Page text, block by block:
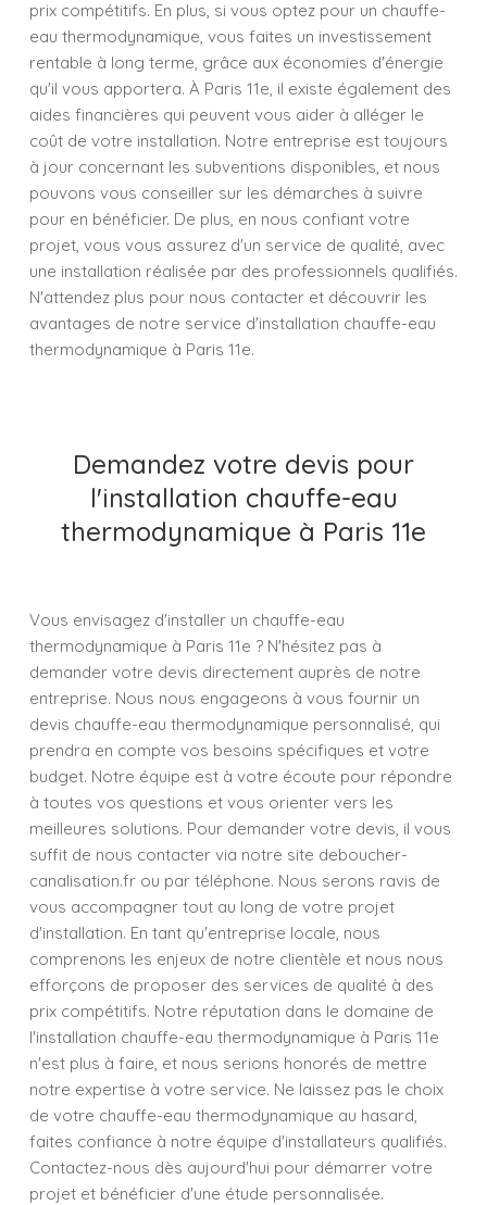
prix compétitifs. En plus, si vous optez pour un chauffe-
eau thermodynamique, vous faites un investissement
rentable à long terme, grâce aux économies d'énergie
qu'il vous apportera. À Paris 11e, il existe également des
aides financières qui peuvent vous aider à alléger le
coût de votre installation. Notre entreprise est toujours
à jour concernant les subventions disponibles, et nous
pouvons vous conseiller sur les démarches à suivre
pour en bénéficier. De plus, en nous confiant votre
projet, vous vous assurez d'un service de qualité, avec
une installation réalisée par des professionnels qualifiés.
N'attendez plus pour nous contacter et découvrir les
avantages de notre service d'installation chauffe-eau
thermodynamique à Paris 11e.
Demandez votre devis pour
l'installation chauffe-eau
thermodynamique à Paris 11e
Vous envisagez d'installer un chauffe-eau
thermodynamique à Paris 11e ? N'hésitez pas à
demander votre devis directement auprès de notre
entreprise. Nous nous engageons à vous fournir un
devis chauffe-eau thermodynamique personnalisé, qui
prendra en compte vos besoins spécifiques et votre
budget. Notre équipe est à votre écoute pour répondre
à toutes vos questions et vous orienter vers les
meilleures solutions. Pour demander votre devis, il vous
suffit de nous contacter via notre site deboucher-
canalisation.fr ou par téléphone. Nous serons ravis de
vous accompagner tout au long de votre projet
d'installation. En tant qu'entreprise locale, nous
comprenons les enjeux de notre clientèle et nous nous
efforçons de proposer des services de qualité à des
prix compétitifs. Notre réputation dans le domaine de
l'installation chauffe-eau thermodynamique à Paris 11e
n'est plus à faire, et nous serions honorés de mettre
notre expertise à votre service. Ne laissez pas le choix
de votre chauffe-eau thermodynamique au hasard,
faites confiance à notre équipe d'installateurs qualifiés.
Contactez-nous dès aujourd'hui pour démarrer votre
projet et bénéficier d'une étude personnalisée.